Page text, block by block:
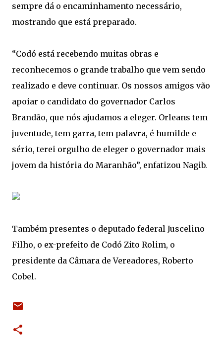
sempre dá o encaminhamento necessário,
mostrando que está preparado.
“Codó está recebendo muitas obras e
reconhecemos o grande trabalho que vem sendo
realizado e deve continuar. Os nossos amigos vão
apoiar o candidato do governador Carlos
Brandão, que nós ajudamos a eleger. Orleans tem
juventude, tem garra, tem palavra, é humilde e
sério, terei orgulho de eleger o governador mais
jovem da história do Maranhão”, enfatizou Nagib.
Também presentes o deputado federal Juscelino
Filho, o ex-prefeito de Codó Zito Rolim, o
presidente da Câmara de Vereadores, Roberto
Cobel.